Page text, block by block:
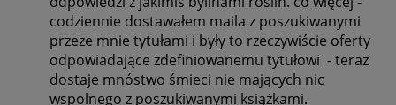
codziennie dostawałem maila z poszukiwanymi
przeze mnie tytułami i były to rzeczywiście oferty
odpowiadające zdefiniowanemu tytułowi - teraz
dostaje mnóstwo śmieci nie mających nic
wspolnego z poszukiwanymi książkami.